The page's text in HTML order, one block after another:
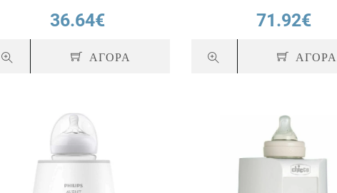
36.64€
ΑΓΟΡΑ
71.92€
ΑΓΟΡΑ